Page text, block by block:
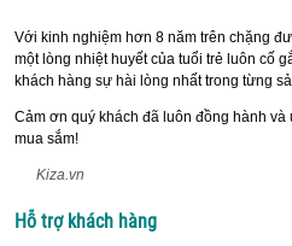
Với kinh nghiệm hơn 8 năm trên chặng
một lòng nhiệt huyết của tuổi trẻ luôn cố
khách hàng sự hài lòng nhất trong từng
Cảm ơn quý khách đã luôn đồng hành và
mua sắm!
Kiza.vn
Hỗ trợ khách hàng